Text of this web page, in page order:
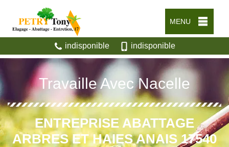
MENU
indisponible indisponible
Travaille Avec Nacelle
ENTREPRISE ABATTAGE
ARBRES ET HAIES ANAIS 17540